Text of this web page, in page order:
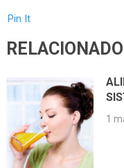
Pin It
1